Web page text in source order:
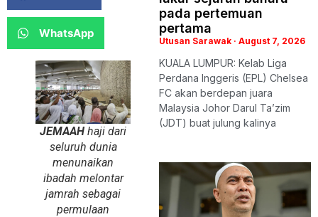
WhatsApp
JEMAAH haji dari
seluruh dunia
menunaikan
ibadah melontar
jamrah sebagai
permulaan
pada pertemuan
pertama
Utusan Sarawak August 7, 2026
KUALA LUMPUR: Kelab Liga
Perdana Inggeris (EPL) Chelsea
FC akan berdepan juara
Malaysia Johor Darul Ta’zim
(JDT) buat julung kalinya